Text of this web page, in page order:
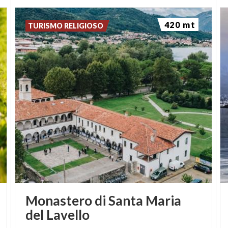
Monastero di Santa Maria
del Lavello
TURISMO RELIGIOSO 420 mt